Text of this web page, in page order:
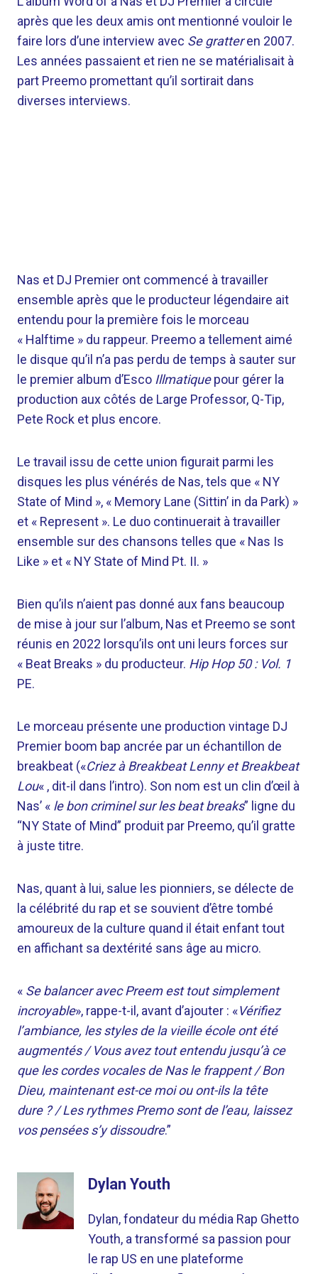
après que les deux amis ont mentionné vouloir le
faire lors d’une interview avec Se gratteren 2007.
Les années passaient et rien ne se matérialisait à
part Preemo promettant qu’il sortirait dans
diverses interviews.
Nas et DJ Premier ont commencé à travailler
ensemble après que le producteur légendaire ait
entendu pour la première fois le morceau
« Halftime » du rappeur. Preemo a tellement aimé
le disque qu’il n’a pas perdu de temps à sauter sur
le premier album d’Esco Illmatiquepour gérer la
production aux côtés de Large Professor, Q-Tip,
Pete Rock et plus encore.
Le travail issu de cette union figurait parmi les
disques les plus vénérés de Nas, tels que « NY
State of Mind », « Memory Lane (Sittin’ in da Park) »
et « Represent ». Le duo continuerait à travailler
ensemble sur des chansons telles que « Nas Is
Like » et « NY State of Mind Pt. II. »
Bien qu’ils n’aient pas donné aux fans beaucoup
de mise à jour sur l’album, Nas et Preemo se sont
réunis en 2022 lorsqu’ils ont uni leurs forces sur
« Beat Breaks » du producteur. Hip Hop 50 : Vol. 1
PE.
Le morceau présente une production vintage DJ
Premier boom bap ancrée par un échantillon de
breakbeat («Criez à Breakbeat Lenny et Breakbeat
Lou« , dit-il dans l’intro). Son nom est un clin d’œil à
Nas’ « le bon criminel sur les beat breaks” ligne du
“NY State of Mind” produit par Preemo, qu’il gratte
à juste titre.
Nas, quant à lui, salue les pionniers, se délecte de
la célébrité du rap et se souvient d’être tombé
amoureux de la culture quand il était enfant tout
en affichant sa dextérité sans âge au micro.
« Se balancer avec Preem est tout simplement
incroyable», rappe-t-il, avant d’ajouter : «Vérifiez
l’ambiance, les styles de la vieille école ont été
augmentés / Vous avez tout entendu jusqu’à ce
que les cordes vocales de Nas le frappent / Bon
Dieu, maintenant est-ce moi ou ont-ils la tête
dure ? / Les rythmes Premo sont de l’eau, laissez
vos pensées s’y dissoudre.”
Dylan Youth
Dylan, fondateur du média Rap Ghetto
Youth, a transformé sa passion pour
le rap US en une plateforme